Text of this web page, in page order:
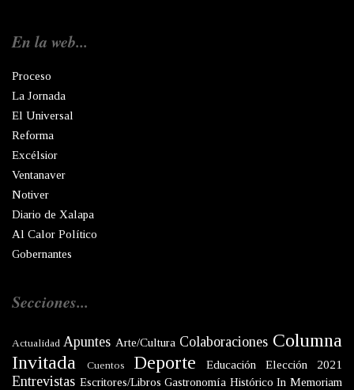
En la web...
Proceso
La Jornada
El Universal
Reforma
Excélsior
Ventanaver
Notiver
Diario de Xalapa
Al Calor Político
Gobernantes
Secciones...
Actualidad Apuntes Arte/Cultura Colaboraciones Columna
Invitada
Cuentos Deporte Educación Elección 2021
Entrevistas Escritores/Libros Gastronomía Histórico In Memoriam